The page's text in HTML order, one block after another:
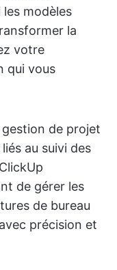
les modèles
la
votre
qui vous
de projet
au suivi des
de gérer les
de bureau
précision et